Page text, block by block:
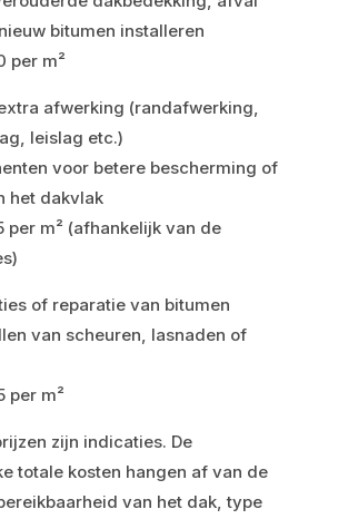
bitumen installeren
per m²
afwerking (randafwerking,
leislag etc.)
voor betere bescherming of
het dakvlak
per m² (afhankelijk van de
of reparatie van bitumen
van scheuren, lasnaden of
per m²
zijn indicaties. De
totale kosten hangen af van de
van het dak, type